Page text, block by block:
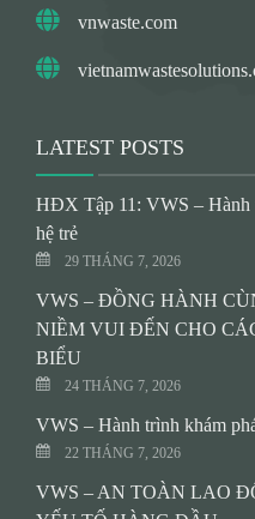
vnwaste.com
LATEST POSTS
HĐX Tập 11: VWS – Hành
hệ trẻ
29 THÁNG 7, 2026
VWS – ĐỒNG HÀNH
NIỀM VUI ĐẾN CHO
BIỂU
24 THÁNG 7, 2026
VWS – Hành trình khám
22 THÁNG 7, 2026
VWS – AN TOÀN LAO